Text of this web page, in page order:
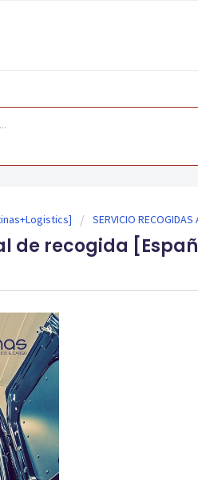
SERVICIO RECOGIDAS
de recogida